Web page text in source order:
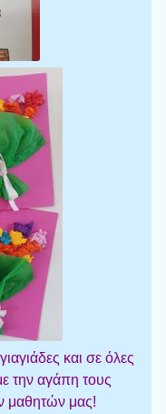
και σε όλες
την αγάπη τους
μαθητών μας!